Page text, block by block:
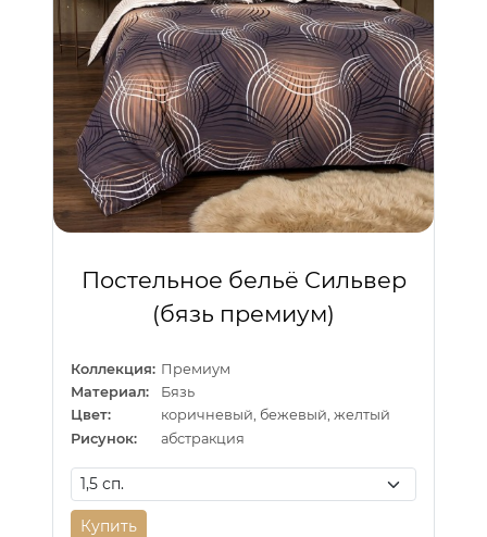
Постельное бельё Сильвер
(бязь премиум)
Коллекция: Премиум
Материал:
Бязь
Цвет:
коричневый, бежевый, желтый
Рисунок:
абстракция
Купить